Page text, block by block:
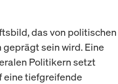
das von politischen
sein wird. Eine
Politikern setzt
eine tiefgreifende